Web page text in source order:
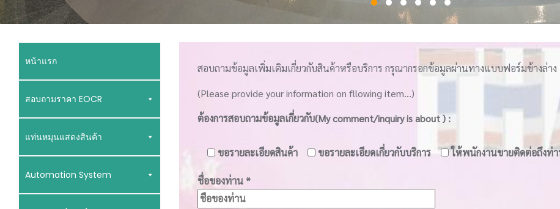
หน้าแรก
สอบถามราคา EOCR
แท่นหมุนแสดงสินค้า
Automation System
สอบถามข้อมูลเพิ่มเติมเกี่ยวกับสินค้าหรือบริการ กรุณากรอกข้อมูลผ่านทางแบบฟอร์มข้างล่าง
(Please provide your information on fllowing item...)
ต้องการสอบถามข้อมูลเกี่ยวกับ(My comment/inquiry is about ) :
ขอรายละเอียดสินค้า ขอรายละเอียดเกี่ยวกับบริการ ให้พนักงานขายติดต่อถึงท่
ชื่อของท่าน *